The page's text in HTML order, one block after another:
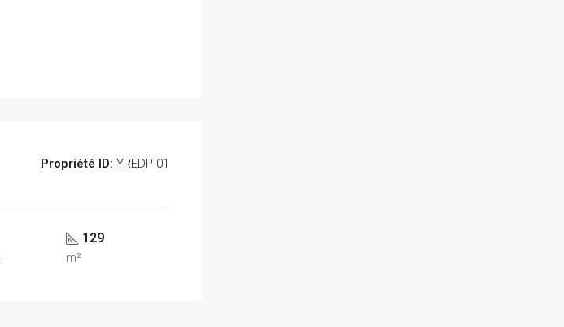
Propriété ID: YREDP-01
129
m²